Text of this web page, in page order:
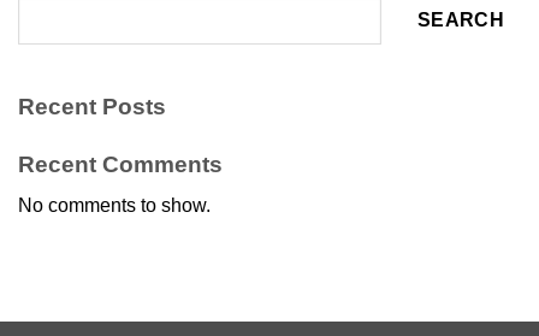
SEARCH
Recent Posts
Recent Comments
No comments to show.